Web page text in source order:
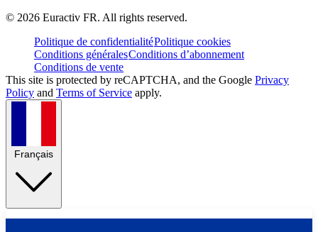
© 2026 Euractiv FR. All rights reserved.
Politique de confidentialitéPolitique cookies
Conditions généralesConditions d’abonnement
Conditions de vente
This site is protected by reCAPTCHA, and the Google Privacy
Policy and Terms of Service apply.
Français